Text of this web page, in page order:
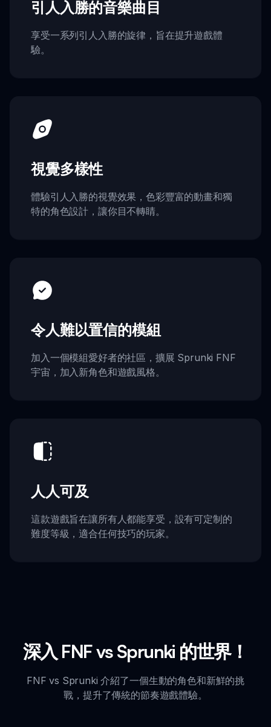
引人入勝的音樂曲目
享受一系列引人入勝的旋律，旨在提升遊戲體
驗。
視覺多樣性
體驗引人入勝的視覺效果，色彩豐富的動畫和獨
特的角色設計，讓你目不轉睛。
令人難以置信的模組
加入一個模組愛好者的社區，擴展 Sprunki FNF
宇宙，加入新角色和遊戲風格。
人人可及
這款遊戲旨在讓所有人都能享受，設有可定制的
難度等級，適合任何技巧的玩家。
深入 FNF vs Sprunki 的世界！
FNF vs Sprunki 介紹了一個生動的角色和新鮮的挑
戰，提升了傳統的節奏遊戲體驗。